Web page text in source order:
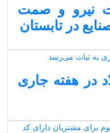
نیرو و صمت
در تابستان
در هفته جاری